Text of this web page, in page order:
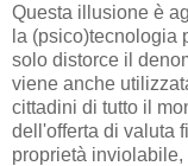
Questa illusione è
la (psico)tecnologia
solo distorce il
viene anche
cittadini di tutto il
dell'offerta di valuta
proprietà